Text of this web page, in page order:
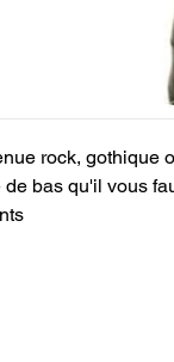
rock, gothique
bas qu'il vous